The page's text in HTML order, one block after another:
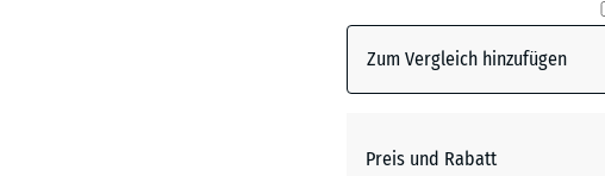
Granit(active)
Atlantik
Zum Vergleich hinzufügen
Preis und Rabatt